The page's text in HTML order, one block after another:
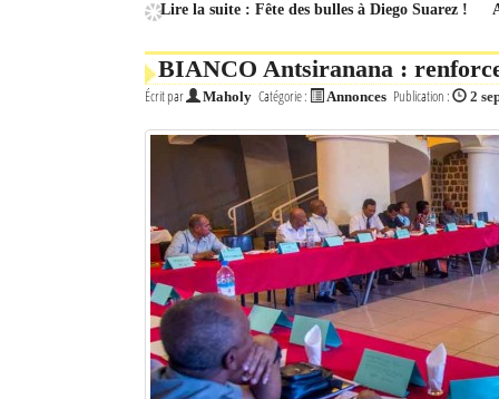
Lire la suite : Fête des bulles à Diego Suarez !
BIANCO Antsiranana :
Écrit par Maholy Catégorie : Annonces Publication : 2